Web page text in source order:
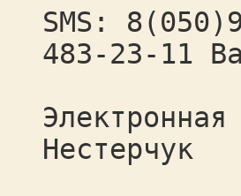
SMS:
483-23-11
Нестерчук